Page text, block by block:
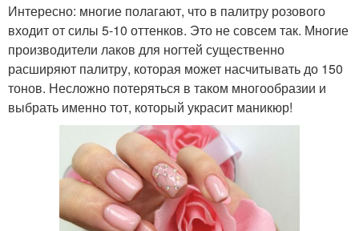
Интересно: многие полагают, что в палитру розового
входит от силы 5-10 оттенков. Это не совсем так. Многие
производители лаков для ногтей существенно
расширяют палитру, которая может насчитывать до 150
тонов. Несложно потеряться в таком многообразии и
выбрать именно тот, который украсит маникюр!